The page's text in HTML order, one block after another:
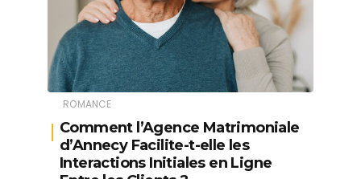
ROMANCE
Comment l’Agence Matrimoniale
d’Annecy Facilite-t-elle les
Interactions Initiales en Ligne